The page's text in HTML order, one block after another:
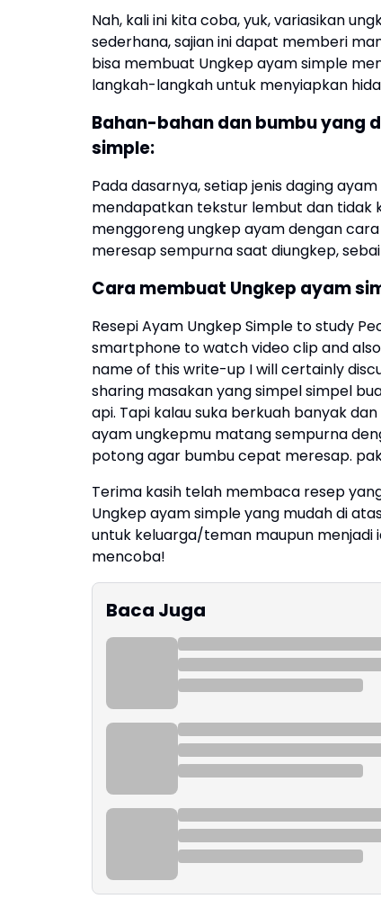
Nah, kali ini kita coba, yuk, variasikan
sederhana, sajian ini dapat memberi
bisa membuat Ungkep ayam simple
langkah-langkah untuk menyiapkan
Bahan-bahan dan bumbu yang
simple:
Pada dasarnya, setiap jenis daging
mendapatkan tekstur lembut dan tidak
menggoreng ungkep ayam dengan
meresap sempurna saat diungkep,
Cara membuat Ungkep ayam
Resepi Ayam Ungkep Simple to study
smartphone to watch video clip and
name of this write-up I will certainly
sharing masakan yang simpel simpel
api. Tapi kalau suka berkuah banyak
ayam ungkepmu matang sempurna
potong agar bumbu cepat meresap.
Terima kasih telah membaca resep
Ungkep ayam simple yang mudah di
untuk keluarga/teman maupun menjadi
mencoba!
Baca Juga